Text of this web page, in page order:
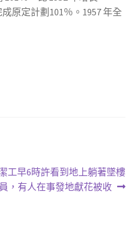
原定計劃101％。1957 年全
工早6時許看到地上躺著墜樓
，有人在事發地獻花被收